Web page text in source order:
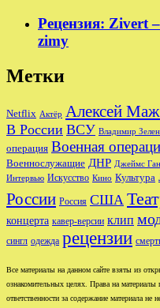
Рецензия: Zivert
zimy
Метки
Netflix Актёр Алексей
В России ВСУ Владимир
операция Военная
Военнослужащие ДНР Джеймс
Интервью Искусство Кино Культура
России Россия США
концерта кавер-версии клип
сингл одежда рецензии
Все материалы на данном сайте взяты из
ознакомительных целях. Права на материалы
ответственности за содержание материала не